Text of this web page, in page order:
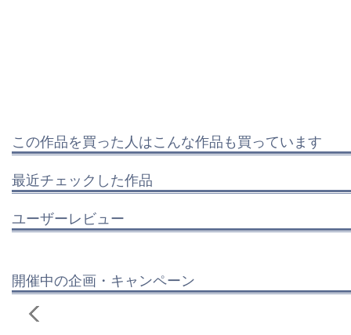
この作品を買った人はこんな作品も買っています
最近チェックした作品
ユーザーレビュー
開催中の企画・キャンペーン